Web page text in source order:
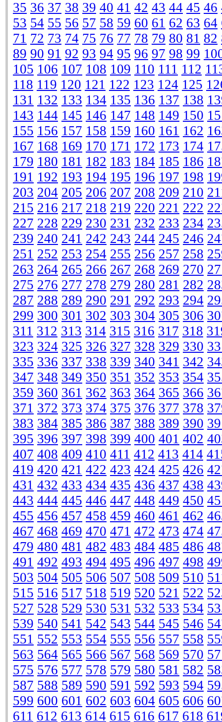
35 36 37 38 39 40 41 42 43 44 45 46
53 54 55 56 57 58 59 60 61 62 63 64
71 72 73 74 75 76 77 78 79 80 81 82
89 90 91 92 93 94 95 96 97 98 99
105 106 107 108 109 110 111 112
118 119 120 121 122 123 124 125
131 132 133 134 135 136 137 138
143 144 145 146 147 148 149 150
155 156 157 158 159 160 161 162
167 168 169 170 171 172 173 174
179 180 181 182 183 184 185 186
191 192 193 194 195 196 197 198
203 204 205 206 207 208 209 210
215 216 217 218 219 220 221 222
227 228 229 230 231 232 233 234
239 240 241 242 243 244 245 246
251 252 253 254 255 256 257 258
263 264 265 266 267 268 269 270
275 276 277 278 279 280 281 282
287 288 289 290 291 292 293 294
299 300 301 302 303 304 305 306
311 312 313 314 315 316 317 318
323 324 325 326 327 328 329 330
335 336 337 338 339 340 341 342
347 348 349 350 351 352 353 354
359 360 361 362 363 364 365 366
371 372 373 374 375 376 377 378
383 384 385 386 387 388 389 390
395 396 397 398 399 400 401 402
407 408 409 410 411 412 413 414
419 420 421 422 423 424 425 426
431 432 433 434 435 436 437 438
443 444 445 446 447 448 449 450
455 456 457 458 459 460 461 462
467 468 469 470 471 472 473 474
479 480 481 482 483 484 485 486
491 492 493 494 495 496 497 498
503 504 505 506 507 508 509 510
515 516 517 518 519 520 521 522
527 528 529 530 531 532 533 534
539 540 541 542 543 544 545 546
551 552 553 554 555 556 557 558
563 564 565 566 567 568 569 570
575 576 577 578 579 580 581 582
587 588 589 590 591 592 593 594
599 600 601 602 603 604 605 606
611 612 613 614 615 616 617 618